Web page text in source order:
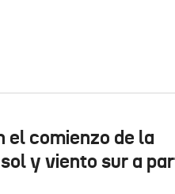
el comienzo de la
y viento sur a